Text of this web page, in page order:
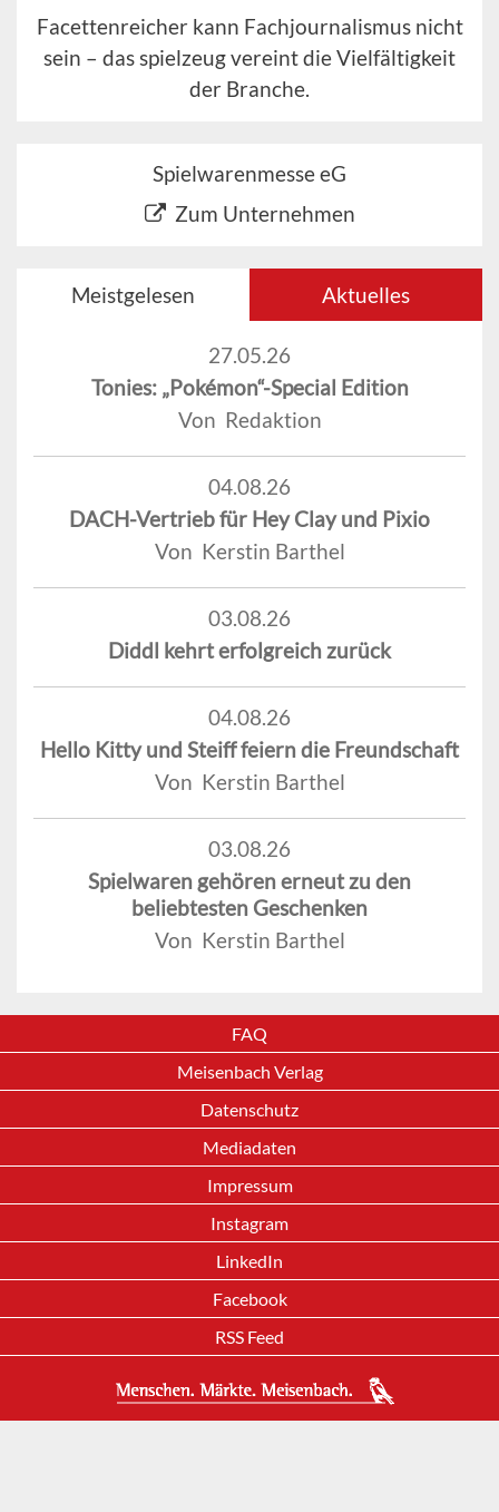
Facettenreicher kann Fachjournalismus nicht
sein – das spielzeug vereint die Vielfältigkeit
der Branche.
Spielwarenmesse eG
Zum Unternehmen
Meistgelesen Aktuelles
27.05.26
Tonies: „Pokémon“-Special Edition
Von Redaktion
04.08.26
DACH-Vertrieb für Hey Clay und Pixio
Von Kerstin Barthel
03.08.26
Diddl kehrt erfolgreich zurück
04.08.26
Hello Kitty und Steiff feiern die Freundschaft
Von Kerstin Barthel
03.08.26
Spielwaren gehören erneut zu den
beliebtesten Geschenken
Von Kerstin Barthel
FAQ
Meisenbach Verlag
Datenschutz
Mediadaten
Impressum
Instagram
LinkedIn
Facebook
RSS Feed